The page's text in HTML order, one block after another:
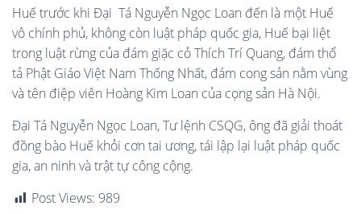
Huế trước khi Đại Tá Nguyễn Ngọc Loan đến là một Huế
vô chính phủ, không còn luật pháp quốc gia, Huế bại liệt
trong luật rừng của đám giặc cỏ Thích Trí Quang, đám thổ
tả Phật Giáo Việt Nam Thống Nhất, đám cong sản nằm vùng
và tên điệp viên Hoàng Kim Loan của cọng sản Hà Nội.
Đại Tá Nguyễn Ngọc Loan, Tư lệnh CSQG, ông đã giải thoát
đồng bào Huế khỏi cơn tai ương, tái lập lại luật pháp quốc
gia, an ninh và trật tự công cộng.
Post Views: 989